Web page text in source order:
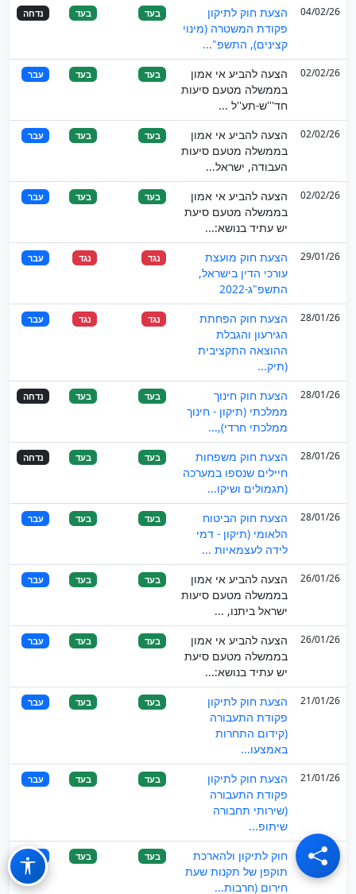
04/02/26
הצעת חוק לתיקון
פקודת המשטרה (מינוי
קצינים), התשפ"...
בעד בעד נדחה
02/02/26
הצעה להביע אי אמון
בממשלה מטעם סיעות
חד'''ש-תע''ל ...
בעד בעד עבר
02/02/26
הצעה להביע אי אמון
בממשלה מטעם סיעות
העבודה, ישראל...
בעד בעד עבר
02/02/26
הצעה להביע אי אמון
בממשלה מטעם סיעת
יש עתיד בנושא:...
בעד בעד עבר
29/01/26
הצעת חוק מועצת
עורכי הדין בישראל,
התשפ"ג-2022
נגד נגד עבר
28/01/26
הצעת חוק הפחתת
הגירעון והגבלת
ההוצאה התקציבית
(תיק...
נגד נגד עבר
28/01/26
הצעת חוק חינוך
ממלכתי (תיקון - חינוך
ממלכתי חרדי),...
בעד בעד נדחה
28/01/26
הצעת חוק משפחות
חיילים שנספו במערכה
(תגמולים ושיקו...
בעד בעד נדחה
28/01/26
הצעת חוק הביטוח
הלאומי (תיקון - דמי
לידה לעצמאיות ...
בעד בעד עבר
26/01/26
הצעה להביע אי אמון
בממשלה מטעם סיעות
ישראל ביתנו, ...
בעד בעד עבר
26/01/26
הצעה להביע אי אמון
בממשלה מטעם סיעת
יש עתיד בנושא:...
בעד בעד עבר
21/01/26
הצעת חוק לתיקון
פקודת התעבורה
(קידום התחרות
באמצעו...
בעד בעד עבר
21/01/26
הצעת חוק לתיקון
פקודת התעבורה
(שירותי תחבורה
שיתופ...
בעד בעד עבר
19/01/26
חוק לתיקון ולהארכת
תוקפן של תקנות שעת
חירום (חרבות...
בעד בעד עבר